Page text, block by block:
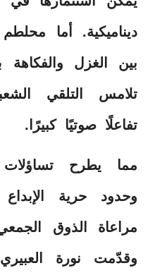
ديناميكية. أما
بين الغزل
تلامس التلقي
تفاعلًا صوتيًا كبيرًا.
مما يطرح تساؤلات
وحدود حرية
مراعاة الذوق
وقدّمت نورة